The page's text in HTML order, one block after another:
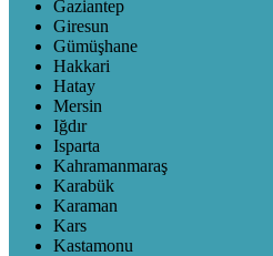
Gaziantep
Giresun
Gümüşhane
Hakkari
Hatay
Mersin
Iğdır
Isparta
Kahramanmaraş
Karabük
Karaman
Kars
Kastamonu